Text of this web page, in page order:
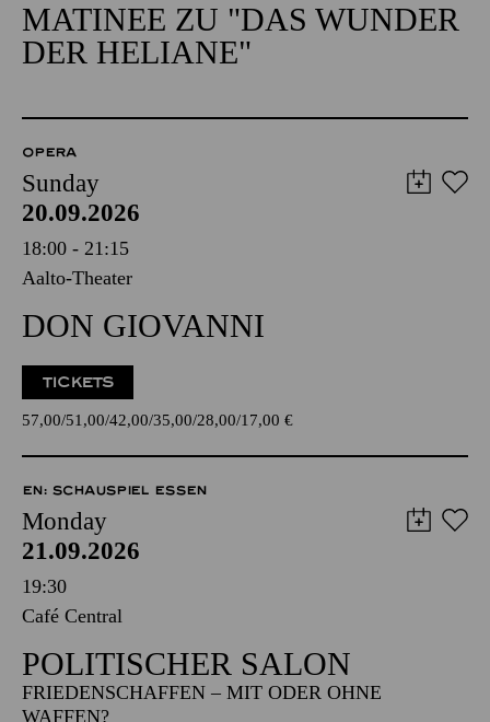
MATINEE ZU "DAS WUNDER
DER HELIANE"
OPERA
Sunday
20.09.2026
18:00 - 21:15
Aalto-Theater
DON GIOVANNI
TICKETS
57,00 51,00 42,00 35,00 28,00 17,00 €
EN: SCHAUSPIEL ESSEN
Monday
21.09.2026
19:30
Café Central
POLITISCHER SALON
FRIEDENSCHAFFEN – MIT ODER OHNE
WAFFEN?